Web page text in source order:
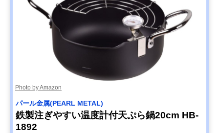
Photo by Amazon
パール金属(PEARL METAL)
鉄製注ぎやすい温度計付天ぷら鍋20cm HB-
1892